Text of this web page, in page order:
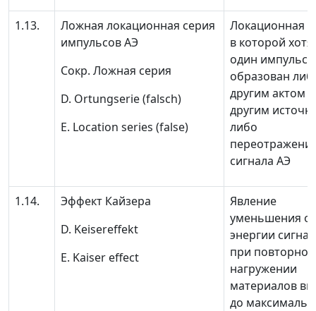
1.13.
Ложная локационная серия
импульсов АЭ
Сокр. Ложная серия
D. Ortungserie (falsch)
Е. Location series (false)
Локационная
в которой
один импульс
образован
другим актом
другим
либо
сигнала АЭ
1.14.
Эффект Кайзера
D. Keisereffekt
E. Kaiser effect
Явление
уменьшения
энергии
при повторном
нагружении
материалов
до